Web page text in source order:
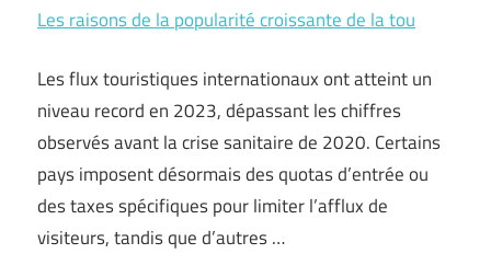
Les raisons de la popularité croissante de la tou
Les flux touristiques internationaux ont atteint un
niveau record en 2023, dépassant les chiffres
observés avant la crise sanitaire de 2020. Certains
pays imposent désormais des quotas d’entrée ou
des taxes spécifiques pour limiter l’afflux de
visiteurs, tandis que d’autres …